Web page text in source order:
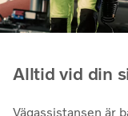
Alltid vid din
Vägassistansen är